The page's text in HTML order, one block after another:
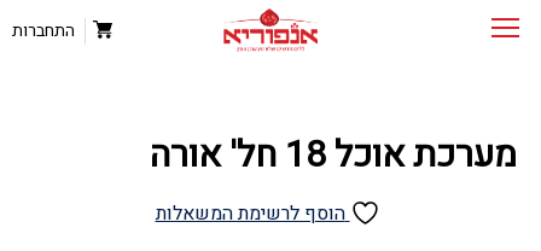
התחברות
מערכת אוכל 18 חל' אורה
הוסף לרשימת המשאלות